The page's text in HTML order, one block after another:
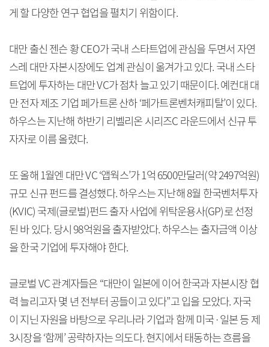
게 할 다양한 연구 협업을 펼치기 위함이다.
대만 출신 젠슨 황 CEO가 국내 스타트업에 관심을 두면서 자연
스레 대만 자본시장에도 업계 관심이 옮겨가고 있다. 국내 스타
트업에 투자하는 대만 VC가 점차 늘고 있기 때문이다. 예컨대 대
만 전자 제조 기업 페가트론 산하 ‘페가트론벤처캐피탈’이 있다.
하우스는 지난해 하반기 리벨리온 시리즈C 라운드에서 신규 투
자자로 이름 올렸다.
또 올해 1월엔 대만 VC ‘앱웍스’가 1억 6500만달러(약 2497억원)
규모 신규 펀드를 결성했다. 하우스는 지난해 8월 한국벤처투자
(KVIC) 국제(글로벌)펀드 출자 사업에 위탁운용사(GP)로 선정
된 바 있다. 당시 98억원을 출자받았다. 하우스는 출자금액 이상
을 한국 기업에 투자해야 한다.
글로벌 VC 관계자들은 “대만이 일본에 이어 한국과 자본시장 협
력 늘리고자 몇 년 전부터 공들이고 있다”고 입을 모았다. 자국
이 지닌 자원을 바탕으로 우리나라 기업과 함께 미국·일본 등 제
3시장을 ‘함께’ 공략하자는 의도다. 현지에서 태동하는 흐름을